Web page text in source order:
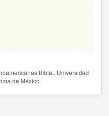
Biblat. Universidad
de México.